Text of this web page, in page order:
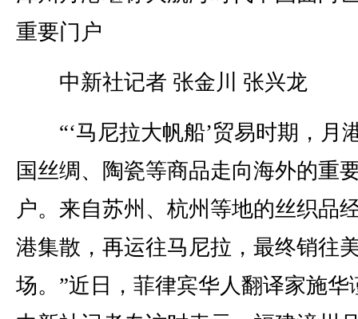
重要门户
中新社记者 张金川 张兴龙
“‘马尼拉大帆船’贸易时期，月
国丝绸、陶瓷等商品走向海外的重
户。来自苏州、杭州等地的丝织品
港集散，再运往马尼拉，最终销往
场。”近日，菲律宾华人翻译家施华